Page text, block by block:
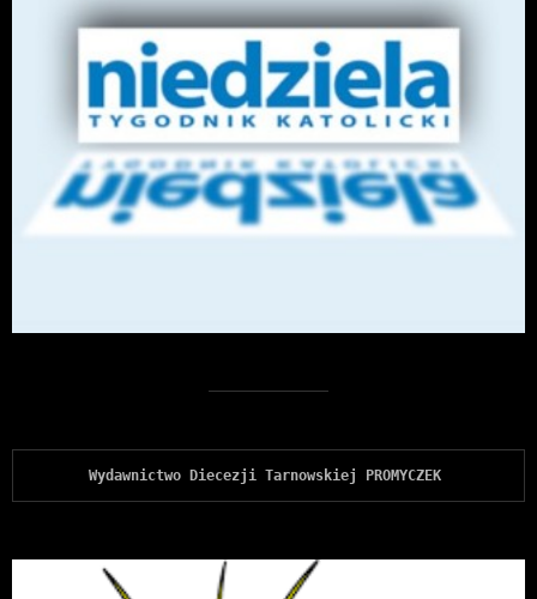
Wydawnictwo Diecezji Tarnowskiej PROMYCZEK